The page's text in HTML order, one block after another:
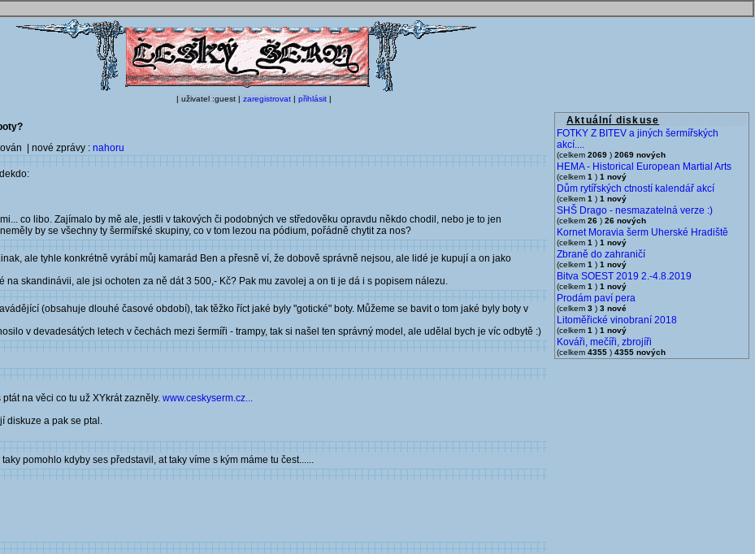
| uživatel :guest | zaregistrovat | přihlásit |
Aktuální diskuse
FOTKY Z BITEV a jiných šermířských
akcí....
(celkem 2069 ) 2069 nových
HEMA - Historical European Martial Arts
(celkem 1 ) 1 nový
Dům rytířských ctností kalendář akcí
(celkem 1 ) 1 nový
SHŠ Drago - nesmazatelná verze :)
(celkem 26 ) 26 nových
Kornet Moravia šerm Uherské Hradiště
(celkem 1 ) 1 nový
Zbraně do zahraničí
(celkem 1 ) 1 nový
Bitva SOEST 2019 2.-4.8.2019
(celkem 1 ) 1 nový
Prodám paví pera
(celkem 3 ) 3 nové
Litoměřické vinobraní 2018
(celkem 1 ) 1 nový
Kováři, mečíři, zbrojíři
(celkem 4355 ) 4355 nových
| nové zprávy : nahoru
co libo. Zajímalo by mě ale, jestli v takových či podobných ve středověku opravdu někdo chodil, nebo je to jen
by se všechny ty šermířské skupiny, co v tom lezou na pódium, pořádně chytit za nos?
ale tyhle konkrétně vyrábí můj kamarád Ben a přesně ví, že dobově správně nejsou, ale lidé je kupují a on jako
na skandinávii, ale jsi ochoten za ně dát 3 500,- Kč? Pak mu zavolej a on ti je dá i s popisem nálezu.
(obsahuje dlouhé časové období), tak těžko říct jaké byly "gotické" boty. Můžeme se bavit o tom jaké byly boty v
v devadesátých letech v čechách mezi šermíři - trampy, tak si našel ten správný model, ale udělal bych je víc odbytě :)
na věci co tu už XYkrát zazněly. www.ceskyserm.cz...
diskuze a pak se ptal.
pomohlo kdyby ses představil, at taky víme s kým máme tu čest......